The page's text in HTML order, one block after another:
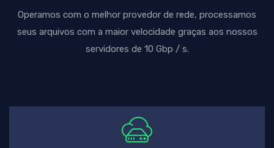
Operamos com o melhor provedor de rede, processamos
seus arquivos com a maior velocidade graças aos nossos
servidores de 10 Gbp / s.